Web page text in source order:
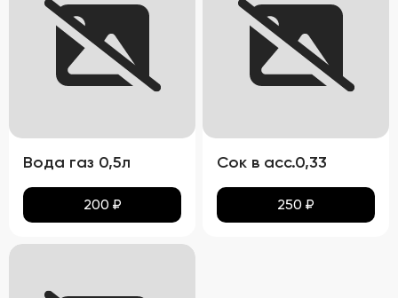
Вода газ 0,5л
200 ₽
Сок в асс.0,33
250 ₽